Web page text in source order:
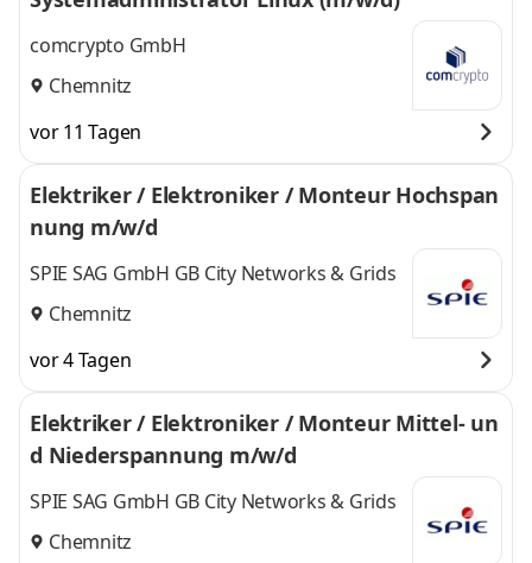
comcrypto GmbH
Chemnitz
vor 11 Tagen
Elektriker / Elektroniker / Monteur Hochspan
nung m/w/d
SPIE SAG GmbH GB City Networks & Grids
Chemnitz
vor 4 Tagen
Elektriker / Elektroniker / Monteur Mittel- un
d Niederspannung m/w/d
SPIE SAG GmbH GB City Networks & Grids
Chemnitz